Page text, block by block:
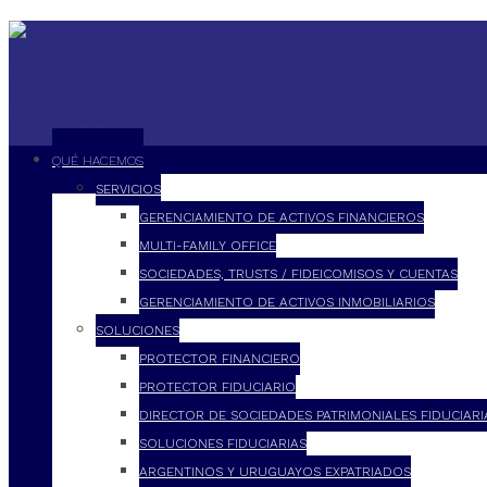
QUÉ HACEMOS
SERVICIOS
GERENCIAMIENTO DE ACTIVOS FINANCIEROS
MULTI-FAMILY OFFICE
SOCIEDADES, TRUSTS / FIDEICOMISOS Y CUENTAS
GERENCIAMIENTO DE ACTIVOS INMOBILIARIOS
SOLUCIONES
PROTECTOR FINANCIERO
PROTECTOR FIDUCIARIO
DIRECTOR DE SOCIEDADES PATRIMONIALES
SOLUCIONES FIDUCIARIAS
ARGENTINOS Y URUGUAYOS EXPATRIADOS